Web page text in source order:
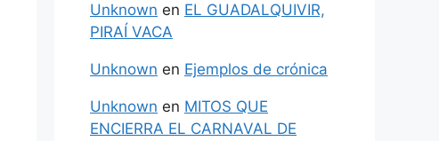
Unknown en EL GUADALQUIVIR,
PIRAÍ VACA
Unknown en Ejemplos de crónica
Unknown en MITOS QUE
ENCIERRA EL CARNAVAL DE